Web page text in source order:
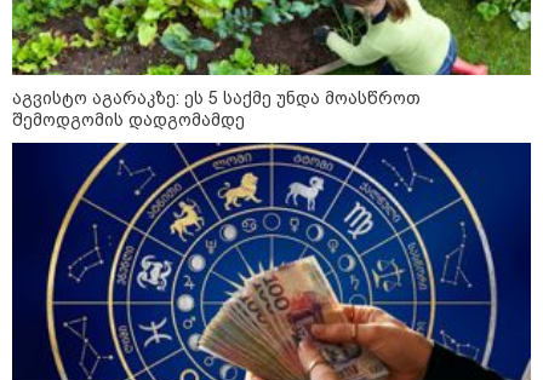
მიწოდება, რომ მასწავლებელი
სექსუალურად ავიწროებდა,
ფაქტობრივად, წაქეზება იყო" -
პროკურორი
კატეგორიის ყველა სიახლე
აგვისტო აგარაკზე: ეს 5 საქმე უნდა მოასწროთ
შემოდგომის დადგომამდე